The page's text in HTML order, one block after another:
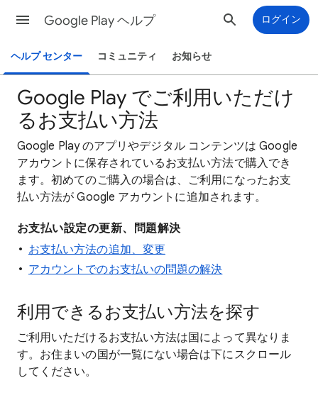
Google Play ヘルプ ログイン
ヘルプ センター コミュニティ お知らせ
Google Play でご利用いただけ
るお支払い方法
Google Play のアプリやデジタル コンテンツは Google
アカウントに保存されているお支払い方法で購入でき
ます。初めてのご購入の場合は、ご利用になったお支
払い方法が Google アカウントに追加されます。
お支払い設定の更新、問題解決
お支払い方法の追加、変更
アカウントでのお支払いの問題の解決
利用できるお支払い方法を探す
ご利用いただけるお支払い方法は国によって異なりま
す。お住まいの国が一覧にない場合は下にスクロール
してください。